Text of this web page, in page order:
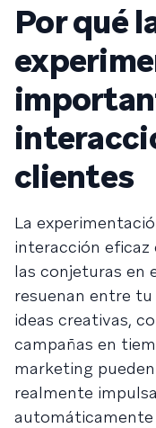
Por qué
clientes
La
interacción
las conjeturas en
resuenan entre tu
ideas creativas,
campañas en
marketing
realmente
automáticamente